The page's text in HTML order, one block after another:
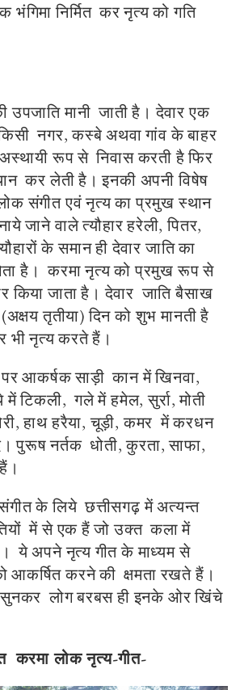
भंगिमा निर्मित कर नृत्य को गति
उपजाति मानी जाती है। देवार एक
नगर, कस्बे अथवा गांव के बाहर
रूप से निवास करती है फिर
कर लेती है। इनकी अपनी विषेष
संगीत एवं नृत्य का प्रमुख स्थान
जाने वाले त्यौहार हरेली, पितर,
के समान ही देवार जाति का
है। करमा नृत्य को प्रमुख रूप से
किया जाता है। देवार जाति बैसाख
तृतीया) दिन को शुभ मानती है
नृत्य करते हैं।
आकर्षक साड़ी कान में खिनवा,
टिकली, गले में हमेल, सुर्रा, मोती
हाथ हरैया, चूड़ी, कमर में करधन
पुरूष नर्तक धोती, कुरता, साफा,
के लिये छत्तीसगढ़ में अत्यन्त
में से एक हैं जो उक्त कला में
है। ये अपने नृत्य गीत के माध्यम से
आकर्षित करने की क्षमता रखते हैं।
सुनकर लोग बरबस ही इनके ओर खिंचे
लोक नृत्य-गीत-